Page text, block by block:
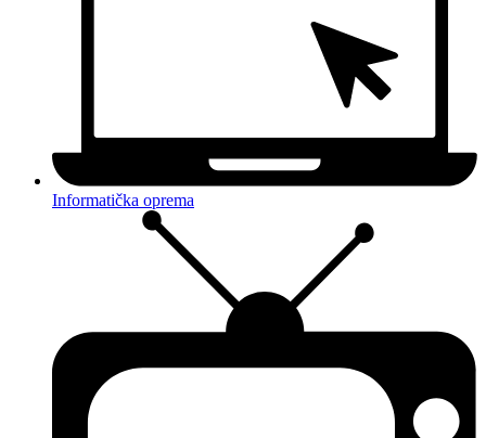
Informatička oprema